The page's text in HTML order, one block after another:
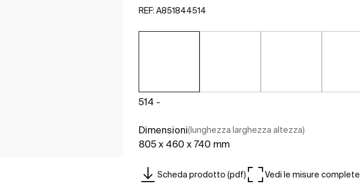
REF: A851844514
514 -
Dimensioni(lunghezza larghezza altezza)
805 x 460 x 740 mm
Scheda prodotto (pdf) Vedi le misure complete